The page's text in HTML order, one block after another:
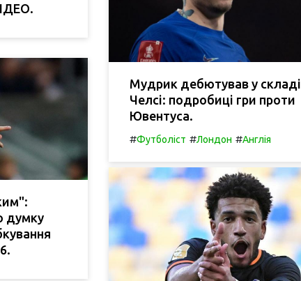
думку
Мудрик дебютував у складі
Челсі: подробиці гри проти
Ювентуса.
#Футболіст #Лондон #Англія